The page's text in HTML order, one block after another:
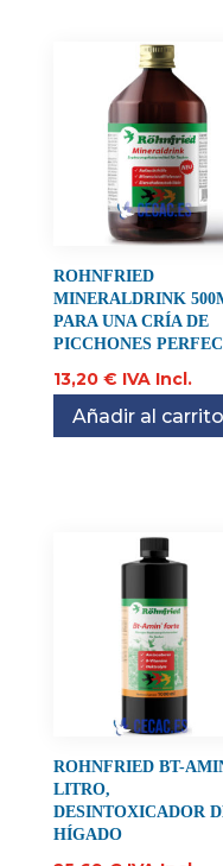
ROHNFRIED
MINERALDRINK
PARA UNA CRÍA DE
PICCHONES
13,20 € IVA Incl.
Añadir al carrito
ROHNFRIED BT-
LITRO,
DESINTOXICADOR
HÍGADO